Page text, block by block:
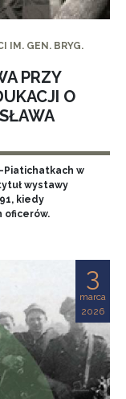
IM. GEN. BRYG.
PRZY
O
Piatichatkach w
wystawy
kiedy
oficerów.
3
marca
2026